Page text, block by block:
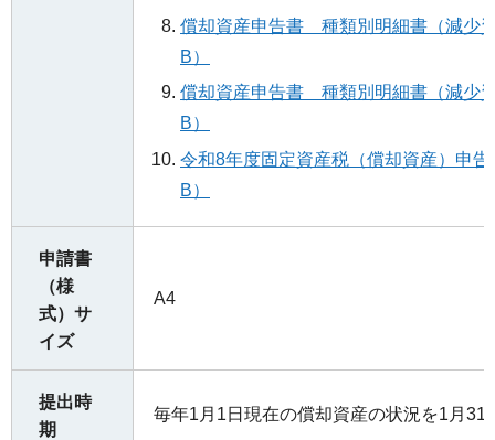
償却資産申告書 種類別明細書（減少
B）
償却資産申告書 種類別明細書（減少
B）
令和8年度固定資産税（償却資産）申
B）
申請書
（様
式）サ
イズ
A4
提出時
期
毎年1月1日現在の償却資産の状況を1月31